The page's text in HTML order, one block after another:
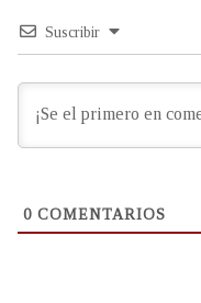
Suscribir
0 COMENTARIOS